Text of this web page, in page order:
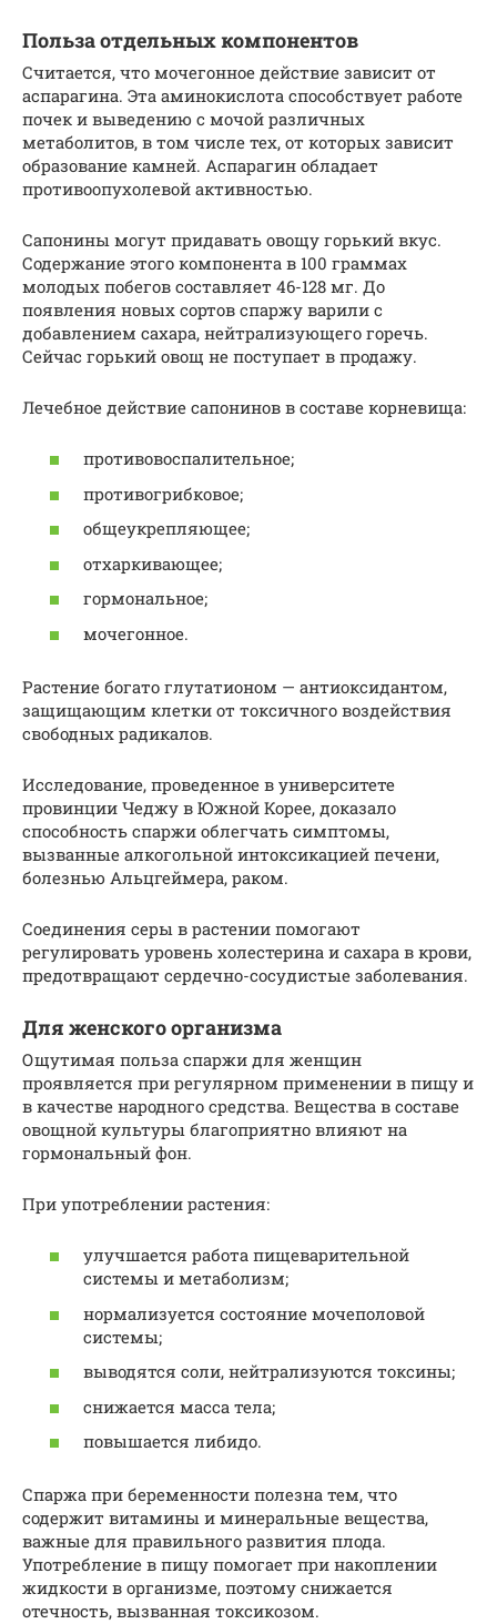
Польза отдельных компонентов
Считается, что мочегонное действие зависит от
аспарагина. Эта аминокислота способствует работе
почек и выведению с мочой различных
метаболитов, в том числе тех, от которых зависит
образование камней. Аспарагин обладает
противоопухолевой активностью.
Сапонины могут придавать овощу горький вкус.
Содержание этого компонента в 100 граммах
молодых побегов составляет 46-128 мг. До
появления новых сортов спаржу варили с
добавлением сахара, нейтрализующего горечь.
Сейчас горький овощ не поступает в продажу.
Лечебное действие сапонинов в составе корневища:
противовоспалительное;
противогрибковое;
общеукрепляющее;
отхаркивающее;
гормональное;
мочегонное.
Растение богато глутатионом — антиоксидантом,
защищающим клетки от токсичного воздействия
свободных радикалов.
Исследование, проведенное в университете
провинции Чеджу в Южной Корее, доказало
способность спаржи облегчать симптомы,
вызванные алкогольной интоксикацией печени,
болезнью Альцгеймера, раком.
Соединения серы в растении помогают
регулировать уровень холестерина и сахара в крови,
предотвращают сердечно-сосудистые заболевания.
Для женского организма
Ощутимая польза спаржи для женщин
проявляется при регулярном применении в пищу и
в качестве народного средства. Вещества в составе
овощной культуры благоприятно влияют на
гормональный фон.
При употреблении растения:
улучшается работа пищеварительной
системы и метаболизм;
нормализуется состояние мочеполовой
системы;
выводятся соли, нейтрализуются токсины;
снижается масса тела;
повышается либидо.
Спаржа при беременности полезна тем, что
содержит витамины и минеральные вещества,
важные для правильного развития плода.
Употребление в пищу помогает при накоплении
жидкости в организме, поэтому снижается
отечность, вызванная токсикозом.